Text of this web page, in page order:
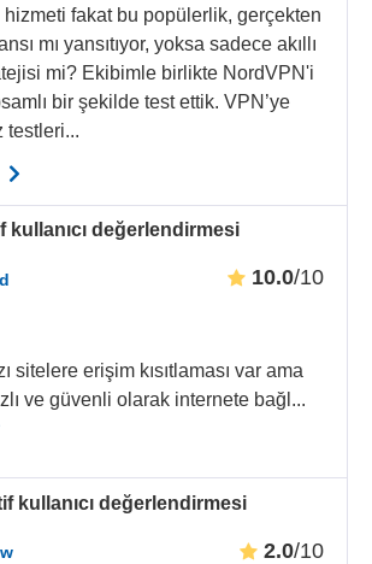
fakat bu popülerlik, gerçekten
mı yansıtıyor, yoksa sadece akıllı
mi? Ekibimle birlikte NordVPN'i
bir şekilde test ettik. VPN’ye
testleri...
kullanıcı değerlendirmesi
10.0/10
sitelere erişim kısıtlaması var ama
ve güvenli olarak internete bağl ...
kullanıcı değerlendirmesi
2.0/10